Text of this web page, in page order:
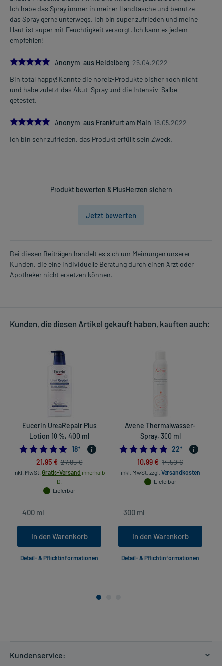
Ich habe das Spray immer in meiner Handtasche und benutze
das Spray gerne unterwegs. Ich bin super zufrieden und meine
Haut ist super mit Feuchtigkeit versorgt. Ich kann es jedem
empfehlen!
5.0Anonym aus Heidelberg 25.04.2022
Bin total happy! Kannte die noreiz-Produkte bisher noch nicht
und habe zuletzt das Akut-Spray und die Intensiv-Salbe
getestet.
5.0Anonym aus Frankfurt am Main 18.05.2022
Ich bin sehr zufrieden, das Produkt erfüllt sein Zweck.
Produkt bewerten & PlusHerzen sichern
Jetzt bewerten
Bei diesen Beiträgen handelt es sich um Meinungen unserer
Kunden, die eine individuelle Beratung durch einen Arzt oder
Apotheker nicht ersetzen können.
Kunden, die diesen Artikel gekauft haben, kauften auch:
Eucerin UreaRepair Plus
Lotion 10 %, 400 ml
4.833333333333333
18*
21,95 € 27,95 €
inkl. MwSt. Gratis-Versand innerhalb
D.
Lieferbar
In den Warenkorb
Detail- & Pflichtinformationen
Avene Thermalwasser-
Spray, 300 ml
5.0
22*
10,99 € 14,50 €
inkl. MwSt. zzgl. Versandkosten
Lieferbar
In den Warenkorb
Detail- & Pflichtinformationen
Kundenservice: